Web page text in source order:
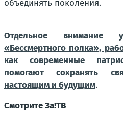
объединять поколения.
Отдельное внимание
«Бессмертного полка»,
как современные
помогают сохранять
настоящим и будущим.
Смотрите За!ТВ